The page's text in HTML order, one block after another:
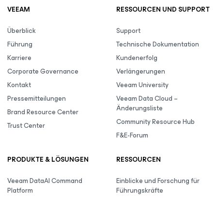
VEEAM
Überblick
Führung
Karriere
Corporate Governance
Kontakt
Pressemitteilungen
Brand Resource Center
Trust Center
RESSOURCEN UND SUPPORT
Support
Technische Dokumentation
Kundenerfolg
Verlängerungen
Veeam University
Veeam Data Cloud –
Änderungsliste
Community Resource Hub
F&E-Forum
PRODUKTE & LÖSUNGEN
Veeam DataAI Command
Platform
RESSOURCEN
Einblicke und Forschung für
Führungskräfte